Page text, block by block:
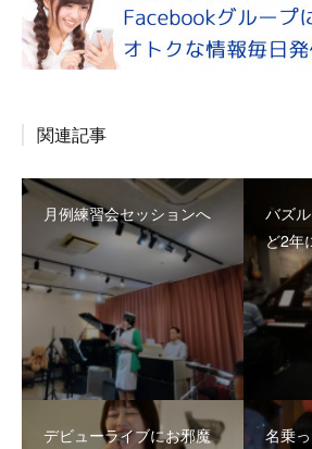
関連記事
月例練習会セッションへ
バズ
ど2年
デビューライブにお邪魔
名乗